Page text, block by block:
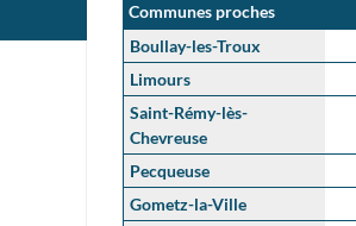
Communes proches
Boullay-les-Troux
Limours
Saint-Rémy-lès-
Chevreuse
Pecqueuse
Gometz-la-Ville